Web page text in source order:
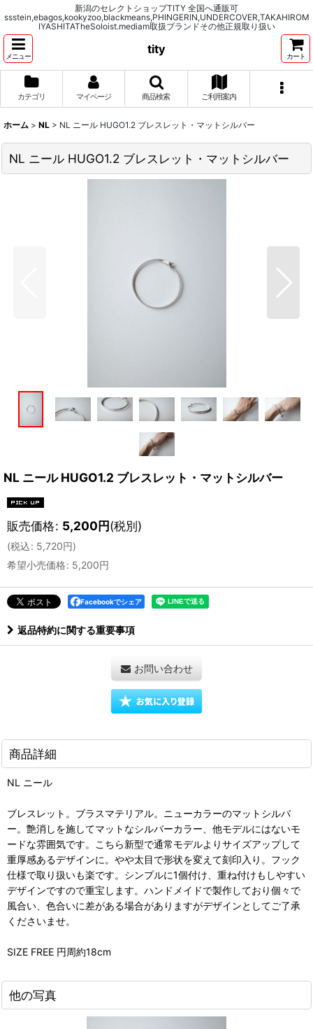
新潟のセレクトショップTITY 全国へ通販可
ssstein,ebagos,kookyzoo,blackmeans,PHINGERIN,UNDERCOVER,TAKAHIROM
IYASHITATheSoloist.mediam取扱ブランドその他正規取り扱い
メニュー
tity
カート
カテゴリ マイページ 商品検索 ご利用案内
ホーム > NL > NL ニール HUGO1.2 ブレスレット・マットシルバー
NL ニール HUGO1.2 ブレスレット・マットシルバー
NL ニール HUGO1.2 ブレスレット・マットシルバー
販売価格: 5,200円(税別)
(税込: 5,720円)
希望小売価格: 5,200円
Facebookでシェア
返品特約に関する重要事項
お問い合わせ
商品詳細
NL ニール
ブレスレット。ブラスマテリアル。ニューカラーのマットシルバ
ー。艶消しを施してマットなシルバーカラー、他モデルにはないモ
ードな雰囲気です。こちら新型で通常モデルよりサイズアップして
重厚感あるデザインに。やや太目で形状を変えて刻印入り。フック
仕様で取り扱いも楽です。シンプルに1個付け、重ね付けもしやすい
デザインですので重宝します。ハンドメイドで製作しており個々で
風合い、色合いに差がある場合がありますがデザインとしてご了承
くださいませ。
SIZE FREE 円周約18cm
他の写真